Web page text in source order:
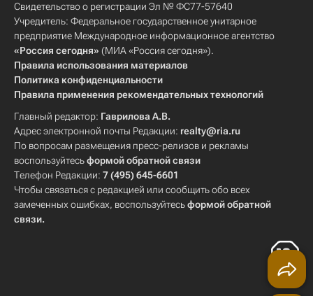
Свидетельство о регистрации Эл № ФС77-57640
Учредитель: Федеральное государственное унитарное
предприятие Международное информационное агентство
«Россия сегодня» (МИА «Россия сегодня»).
Правила использования материалов
Политика конфиденциальности
Правила применения рекомендательных технологий
Главный редактор: Гаврилова А.В.
Адрес электронной почты Редакции: realty@ria.ru
По вопросам размещения пресс-релизов и рекламы
воспользуйтесьформой обратной связи
Телефон Редакции: 7 (495) 645-6601
Чтобы связаться с редакцией или сообщить обо всех
замеченных ошибках, воспользуйтесьформой обратной
связи.